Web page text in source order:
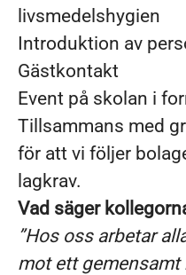
livsmedelshygien
Introduktion av
Gästkontakt
Event på skolan i
Tillsammans med
för att vi följer
lagkrav.
Vad säger
”Hos oss arbetar
mot ett gemensamt